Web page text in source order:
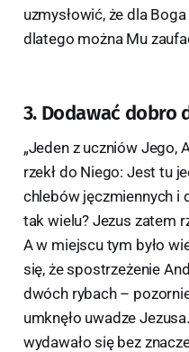
uzmysłowić, że dla
dlatego można Mu
3. Dodawać dobro
„Jeden z uczniów Jego,
rzekł do Niego: Jest tu
chlebów jęczmiennych i
tak wielu? Jezus zatem
A w miejscu tym było
się, że spostrzeżenie
dwóch rybach –
umknęło uwadze
wydawało się bez